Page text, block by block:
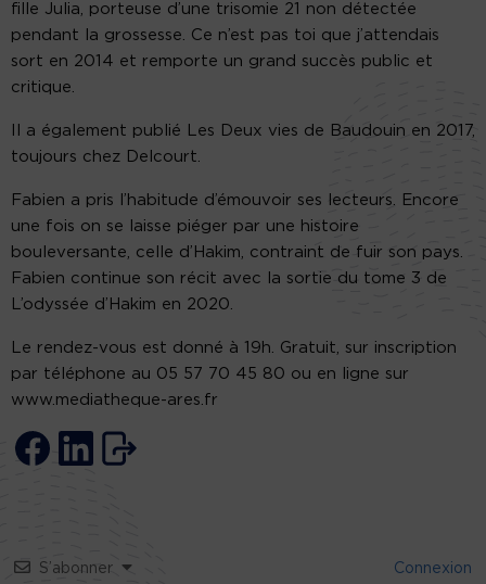
fille Julia, porteuse d’une trisomie 21 non détectée
pendant la grossesse. Ce n’est pas toi que j’attendais
sort en 2014 et remporte un grand succès public et
critique.
Il a également publié Les Deux vies de Baudouin en 2017,
toujours chez Delcourt.
Fabien a pris l’habitude d’émouvoir ses lecteurs. Encore
une fois on se laisse piéger par une histoire
bouleversante, celle d’Hakim, contraint de fuir son pays.
Fabien continue son récit avec la sortie du tome 3 de
L’odyssée d’Hakim en 2020.
Le rendez-vous est donné à 19h. Gratuit, sur inscription
par téléphone au 05 57 70 45 80 ou en ligne sur
www.mediatheque-ares.fr
S’abonner Connexion